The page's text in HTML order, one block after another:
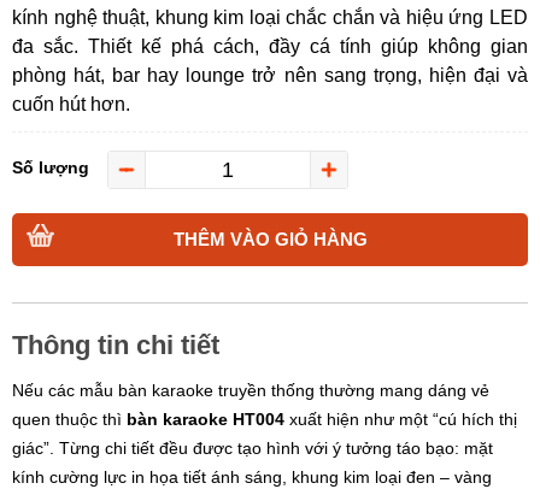
kính nghệ thuật, khung kim loại chắc chắn và hiệu ứng LED
đa sắc. Thiết kế phá cách, đầy cá tính giúp không gian
phòng hát, bar hay lounge trở nên sang trọng, hiện đại và
cuốn hút hơn.
Số lượng
THÊM VÀO GIỎ HÀNG
Thông tin chi tiết
Nếu các mẫu bàn karaoke truyền thống thường mang dáng vẻ
quen thuộc thì bàn karaoke HT004 xuất hiện như một “cú hích thị
giác”. Từng chi tiết đều được tạo hình với ý tưởng táo bạo: mặt
kính cường lực in họa tiết ánh sáng, khung kim loại đen – vàng